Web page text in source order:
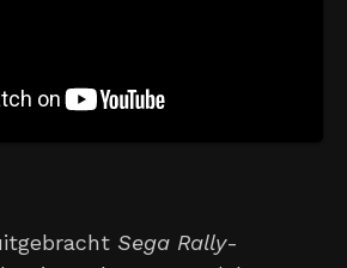
Sega Rally-